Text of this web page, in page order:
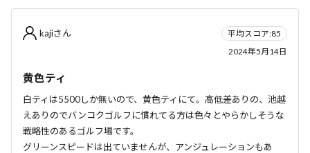
kajiさん
平均スコア:85
2024年5月14日
黄色ティ
白ティは5500しか無いので、黄色ティにて。高低差ありの、池越
えありのでバンコクゴルフに慣れてる方は色々とやらかしそうな
戦略性のあるゴルフ場です。
グリーンスピードは出ていませんが、アンジュレーションもあ